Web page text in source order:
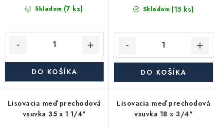
Skladom (7 ks)
DO KOŠÍKA
Skladom (15 ks)
DO KOŠÍKA
Lisovacia meď prechodová
vsuvka 35 x 1 1/4"
Lisovacia meď prechodová
vsuvka 18 x 3/4"